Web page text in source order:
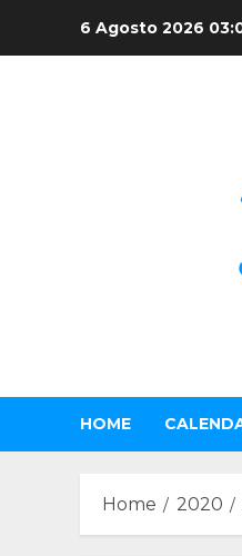
6 Agosto 2026
HOME
Home 2020